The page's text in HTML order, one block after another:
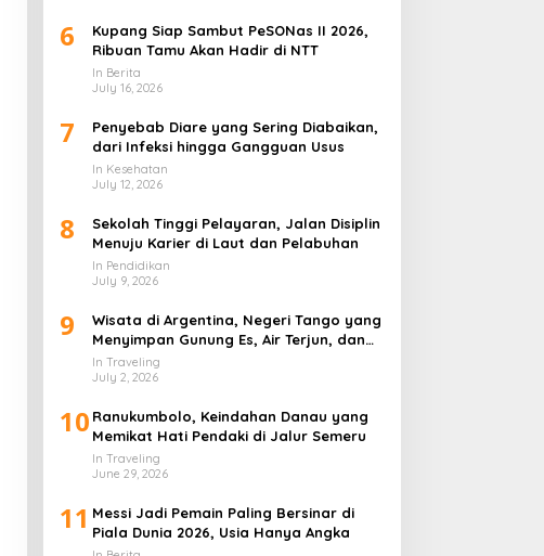
6
Kupang Siap Sambut PeSONas II 2026,
Ribuan Tamu Akan Hadir di NTT
In Berita
July 16, 2026
7
Penyebab Diare yang Sering Diabaikan,
dari Infeksi hingga Gangguan Usus
In Kesehatan
July 12, 2026
8
Sekolah Tinggi Pelayaran, Jalan Disiplin
Menuju Karier di Laut dan Pelabuhan
In Pendidikan
July 9, 2026
9
Wisata di Argentina, Negeri Tango yang
Menyimpan Gunung Es, Air Terjun, dan
Kota Penuh Warna
In Traveling
July 2, 2026
10 Ranukumbolo, Keindahan Danau yang
Memikat Hati Pendaki di Jalur Semeru
In Traveling
June 29, 2026
11 Messi Jadi Pemain Paling Bersinar di
Piala Dunia 2026, Usia Hanya Angka